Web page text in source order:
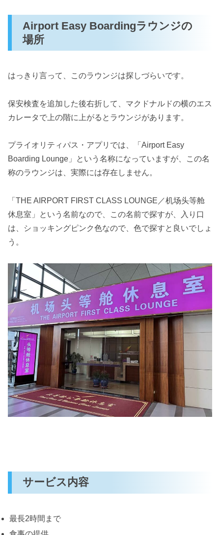
Airport Easy Boardingラウンジの
場所
はっきり言って、このラウンジは探しづらいです。
保安検査を追加した後右折して、マクドナルドの横のエス
カレータで上の階に上がるとラウンジがあります。
プライオリティパス・アプリでは、「Airport Easy
Boarding Lounge」という名称になっていますが、この名
称のラウンジは、実際には存在しません。
「THE AIRPORT FIRST CLASS LOUNGE／机场头等舱
休息室」という名前なので、この名前で探すが、入り口
は、ショッキングピンク色なので、色で探すと良いでしょ
う。
サービス内容
最長2時間まで